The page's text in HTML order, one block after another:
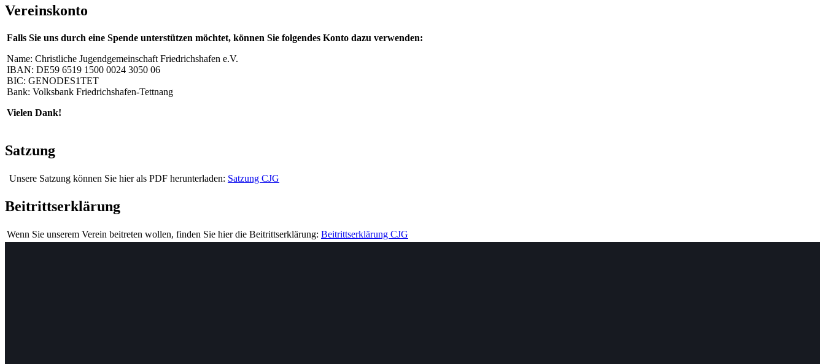
Vereinskonto
Falls Sie uns durch eine Spende unterstützen möchtet, können Sie folgendes Konto dazu verwenden:
Name: Christliche Jugendgemeinschaft Friedrichshafen e.V.
IBAN: DE59 6519 1500 0024 3050 06
BIC: GENODES1TET
Bank: Volksbank Friedrichshafen-Tettnang
Vielen Dank!
Satzung
Unsere Satzung können Sie hier als PDF herunterladen: Satzung CJG
Beitrittserklärung
Wenn Sie unserem Verein beitreten wollen, finden Sie hier die Beitrittserklärung: Beitrittserklärung CJG